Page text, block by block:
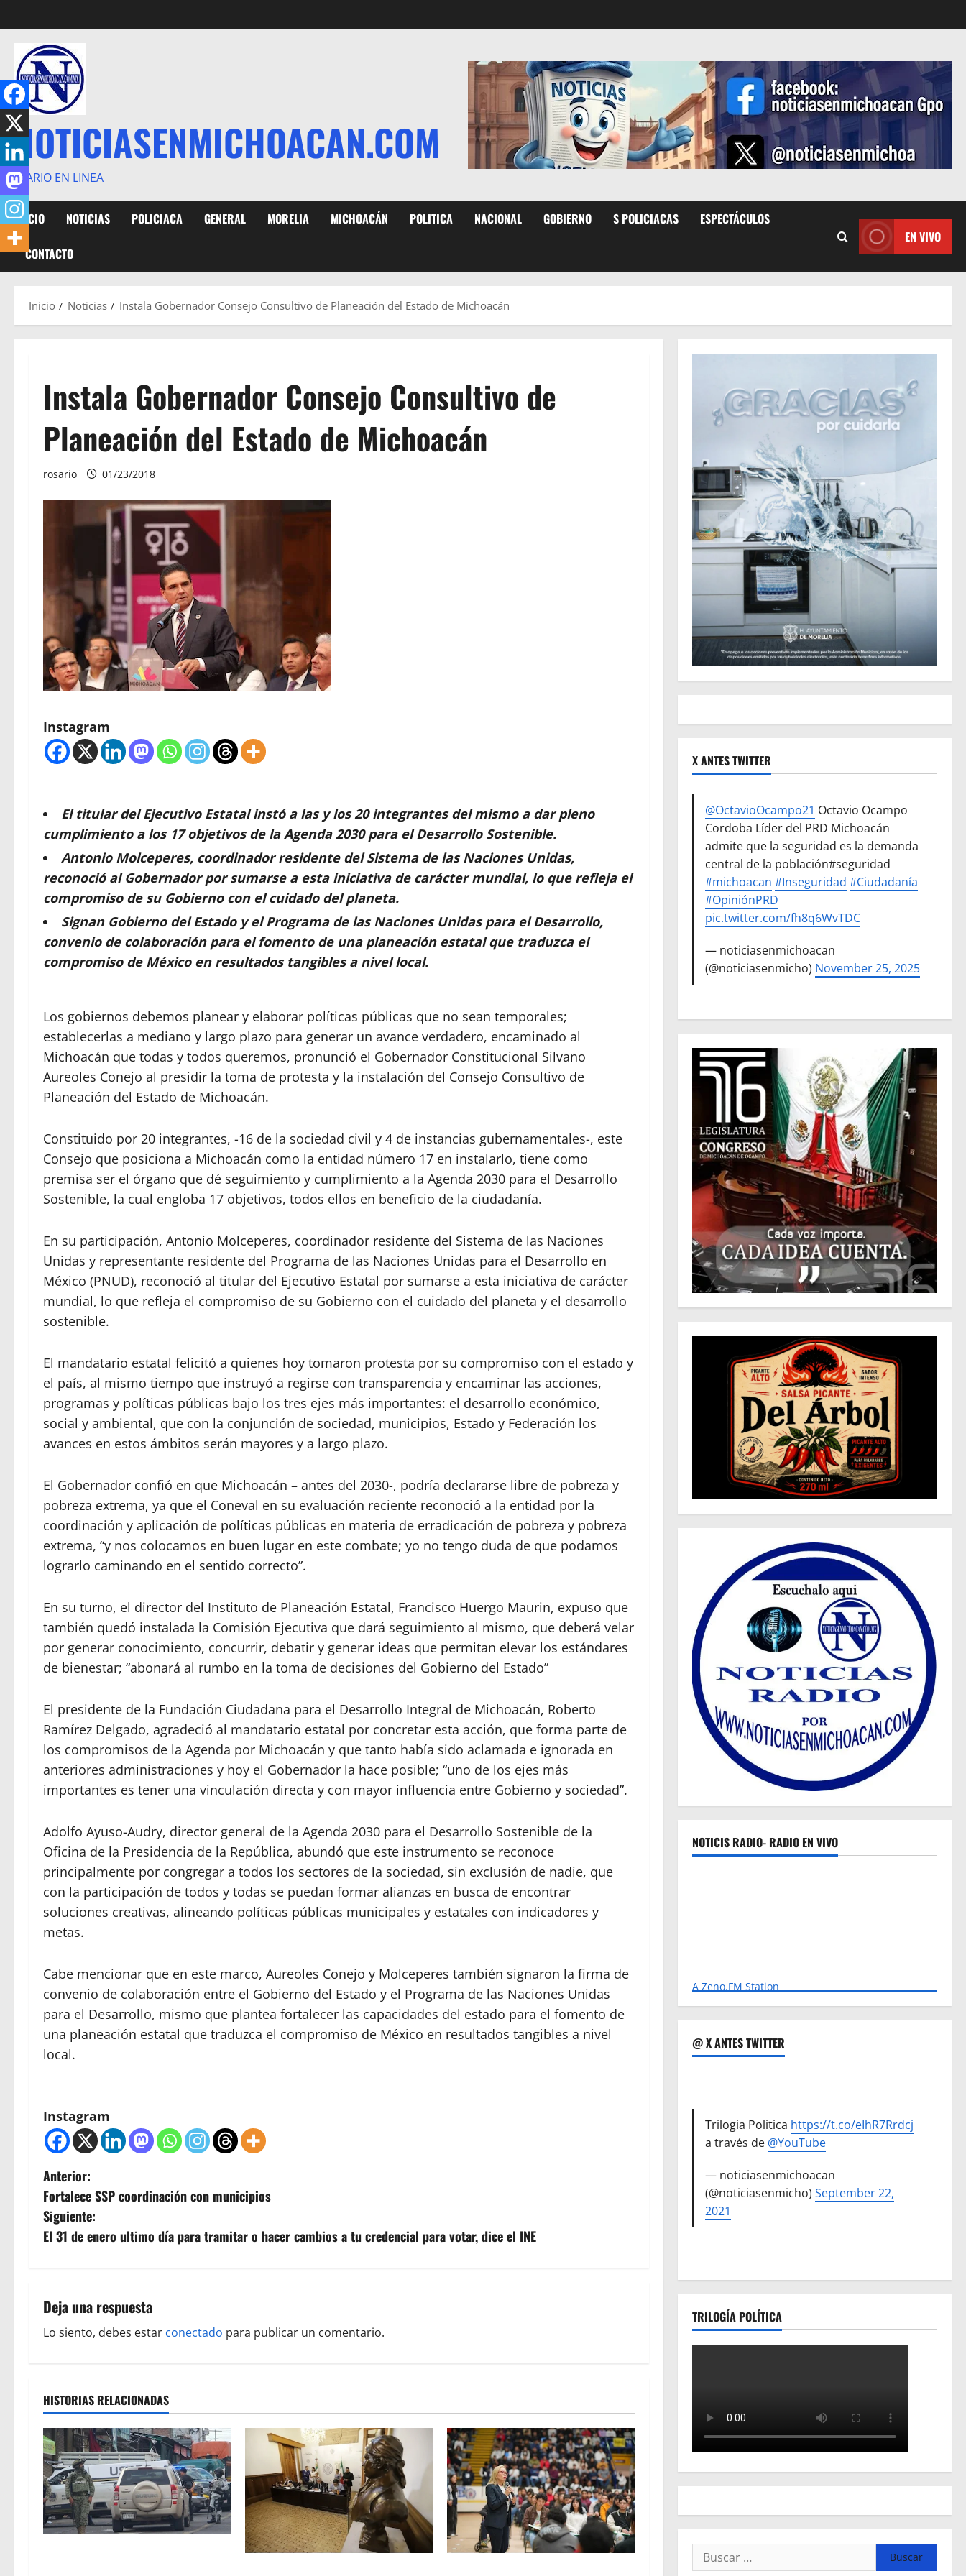
al
contenido
NOTICIASENMICHOACAN.COM
DIARIO EN LINEA
INICIO NOTICIAS POLICIACA GENERAL MORELIA MICHOACÁN POLITICA NACIONAL GOBIERNO S POLICIACAS ESPECTÁCULOS
CONTACTO
EN VIVO
Inicio Noticias Instala Gobernador Consejo Consultivo de Planeación del Estado de Michoacán
Instala Gobernador Consejo Consultivo de
Planeación del Estado de Michoacán
rosario 01/23/2018
Instagram
El titular del Ejecutivo Estatal instó a las y los 20 integrantes del mismo a dar pleno
cumplimiento a los 17 objetivos de la Agenda 2030 para el Desarrollo Sostenible.
Antonio Molceperes, coordinador residente del Sistema de las Naciones Unidas,
reconoció al Gobernador por sumarse a esta iniciativa de carácter mundial, lo que refleja el
compromiso de su Gobierno con el cuidado del planeta.
Signan Gobierno del Estado y el Programa de las Naciones Unidas para el Desarrollo,
convenio de colaboración para el fomento de una planeación estatal que traduzca el
compromiso de México en resultados tangibles a nivel local.
Los gobiernos debemos planear y elaborar políticas públicas que no sean temporales;
establecerlas a mediano y largo plazo para generar un avance verdadero, encaminado al
Michoacán que todas y todos queremos, pronunció el Gobernador Constitucional Silvano
Aureoles Conejo al presidir la toma de protesta y la instalación del Consejo Consultivo de
Planeación del Estado de Michoacán.
Constituido por 20 integrantes, -16 de la sociedad civil y 4 de instancias gubernamentales-, este
Consejo que posiciona a Michoacán como la entidad número 17 en instalarlo, tiene como
premisa ser el órgano que dé seguimiento y cumplimiento a la Agenda 2030 para el Desarrollo
Sostenible, la cual engloba 17 objetivos, todos ellos en beneficio de la ciudadanía.
En su participación, Antonio Molceperes, coordinador residente del Sistema de las Naciones
Unidas y representante residente del Programa de las Naciones Unidas para el Desarrollo en
México (PNUD), reconoció al titular del Ejecutivo Estatal por sumarse a esta iniciativa de carácter
mundial, lo que refleja el compromiso de su Gobierno con el cuidado del planeta y el desarrollo
sostenible.
El mandatario estatal felicitó a quienes hoy tomaron protesta por su compromiso con el estado y
el país, al mismo tiempo que instruyó a regirse con transparencia y encaminar las acciones,
programas y políticas públicas bajo los tres ejes más importantes: el desarrollo económico,
social y ambiental, que con la conjunción de sociedad, municipios, Estado y Federación los
avances en estos ámbitos serán mayores y a largo plazo.
El Gobernador confió en que Michoacán – antes del 2030-, podría declararse libre de pobreza y
pobreza extrema, ya que el Coneval en su evaluación reciente reconoció a la entidad por la
coordinación y aplicación de políticas públicas en materia de erradicación de pobreza y pobreza
extrema, “y nos colocamos en buen lugar en este combate; yo no tengo duda de que podamos
lograrlo caminando en el sentido correcto”.
En su turno, el director del Instituto de Planeación Estatal, Francisco Huergo Maurin, expuso que
también quedó instalada la Comisión Ejecutiva que dará seguimiento al mismo, que deberá velar
por generar conocimiento, concurrir, debatir y generar ideas que permitan elevar los estándares
de bienestar; “abonará al rumbo en la toma de decisiones del Gobierno del Estado”
El presidente de la Fundación Ciudadana para el Desarrollo Integral de Michoacán, Roberto
Ramírez Delgado, agradeció al mandatario estatal por concretar esta acción, que forma parte de
los compromisos de la Agenda por Michoacán y que tanto había sido aclamada e ignorada en
anteriores administraciones y hoy el Gobernador la hace posible; “uno de los ejes más
importantes es tener una vinculación directa y con mayor influencia entre Gobierno y sociedad”.
Adolfo Ayuso-Audry, director general de la Agenda 2030 para el Desarrollo Sostenible de la
Oficina de la Presidencia de la República, abundó que este instrumento se reconoce
principalmente por congregar a todos los sectores de la sociedad, sin exclusión de nadie, que
con la participación de todos y todas se puedan formar alianzas en busca de encontrar
soluciones creativas, alineando políticas públicas municipales y estatales con indicadores y
metas.
Cabe mencionar que en este marco, Aureoles Conejo y Molceperes también signaron la firma de
convenio de colaboración entre el Gobierno del Estado y el Programa de las Naciones Unidas
para el Desarrollo, mismo que plantea fortalecer las capacidades del estado para el fomento de
una planeación estatal que traduzca el compromiso de México en resultados tangibles a nivel
local.
Instagram
N
a
v
g
a
i
ó
n
d
e
e
Anterior:
Fortalece SSP coordinación con municipios
Siguiente:
El 31 de enero ultimo día para tramitar o hacer cambios a tu credencial para votar, dice el INE
Deja una respuesta
Lo siento, debes estar conectado para publicar un comentario.
HISTORIAS RELACIONADAS
X ANTES TWITTER
@OctavioOcampo21 Octavio Ocampo
Cordoba Líder del PRD Michoacán
admite que la seguridad es la demanda
central de la población#seguridad
#michoacan #Inseguridad #Ciudadanía
#OpiniónPRD
pic.twitter.com/fh8q6WvTDC
— noticiasenmichoacan
(@noticiasenmicho) November 25, 2025
NOTICIS RADIO- RADIO EN VIVO
A Zeno.FM Station
@ X ANTES TWITTER
Trilogia Politica https://t.co/eIhR7Rrdcj
a través de @YouTube
— noticiasenmichoacan
(@noticiasenmicho)September 22,
2021
TRILOGÍA POLÍTICA
Buscar: